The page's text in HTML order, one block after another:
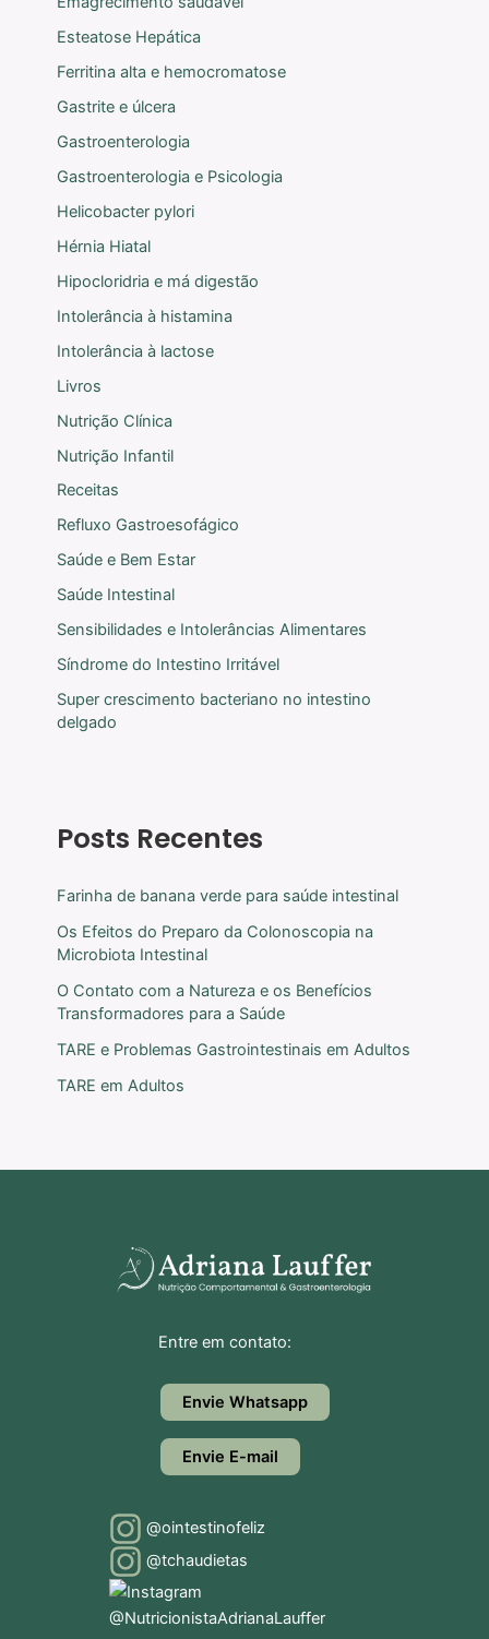
Esteatose Hepática
Ferritina alta e hemocromatose
Gastrite e úlcera
Gastroenterologia
Gastroenterologia e Psicologia
Helicobacter pylori
Hérnia Hiatal
Hipocloridria e má digestão
Intolerância à histamina
Intolerância à lactose
Livros
Nutrição Clínica
Nutrição Infantil
Receitas
Refluxo Gastroesofágico
Saúde e Bem Estar
Saúde Intestinal
Sensibilidades e Intolerâncias Alimentares
Síndrome do Intestino Irritável
Super crescimento bacteriano no intestino
delgado
Posts Recentes
Farinha de banana verde para saúde intestinal
Os Efeitos do Preparo da Colonoscopia na
Microbiota Intestinal
O Contato com a Natureza e os Benefícios
Transformadores para a Saúde
TARE e Problemas Gastrointestinais em Adultos
TARE em Adultos
Entre em contato:
Envie Whatsapp
Envie E-mail
@ointestinofeliz
@tchaudietas
@NutricionistaAdrianaLauffer